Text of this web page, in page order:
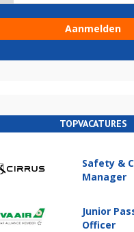
TOPVACATURES
Safety &
Manager
Junior
Officer